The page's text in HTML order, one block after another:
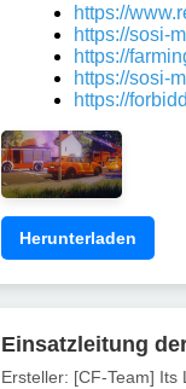
https://
https://sosi-
https://
https://sosi-
https://
Herunterladen
Einsatzleitung
Ersteller: [CF-Team] Its